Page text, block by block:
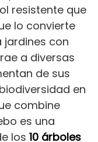
resistente que
lo convierte
jardines con
a diversas
de sus
en
combine
es una
los 10 árboles